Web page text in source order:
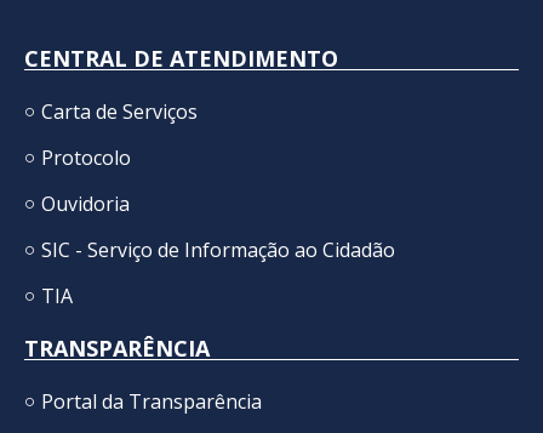
CENTRAL DE ATENDIMENTO
Carta de Serviços
Protocolo
Ouvidoria
SIC - Serviço de Informação ao Cidadão
TIA
TRANSPARÊNCIA
Portal da Transparência